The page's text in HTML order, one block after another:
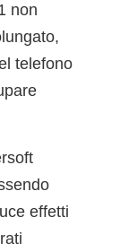
non
telefono
effetti